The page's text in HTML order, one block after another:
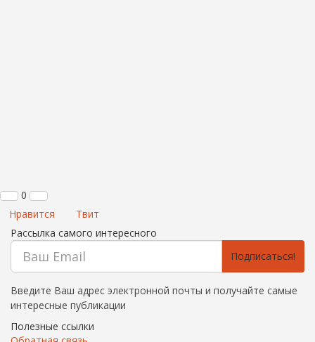
0
Нравится
Твит
Рассылка самого интересного
Подписаться!
Введите Ваш адрес электронной почты и получайте самые
интересные публикации
Полезные ссылки